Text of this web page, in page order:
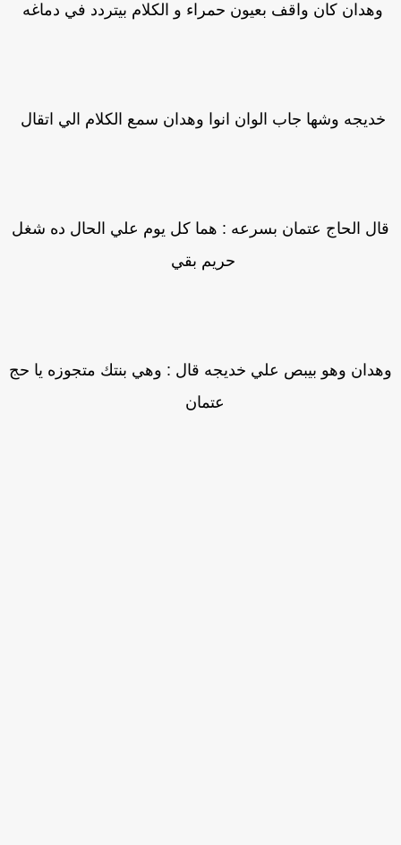
وهدان كان واقف بعيون حمراء و الكلام بيتردد في دماغه
خديجه وشها جاب الوان انوا وهدان سمع الكلام الي اتقال
الحاج عتمان بسرعه : هما كل يوم علي الحال ده شغل
حريم بقي
وهو بيبص علي خديجه قال : وهي بنتك متجوزه يا حج
عتمان